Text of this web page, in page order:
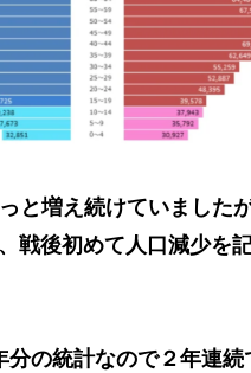
と増え続けていました
戦後初めて人口減少を
の統計なので２年連続